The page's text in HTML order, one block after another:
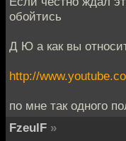
обойтись
Д Ю а как вы
http://
по мне так одного
FzeulF »